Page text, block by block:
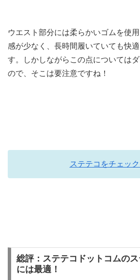
ウエスト部分には柔らかいゴムを使
感が少なく、長時間履いていても快
す。しかしながらこの点については
ので、そこは要注意ですね！
ステテコをチェック
総評：ステテコドットコムの
には最適！